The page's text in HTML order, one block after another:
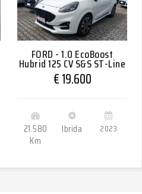
FORD - 1.0 EcoBoost
Hybrid 125 CV S&S ST-Line
€ 19.600
21.580
Km
Ibrida 2023